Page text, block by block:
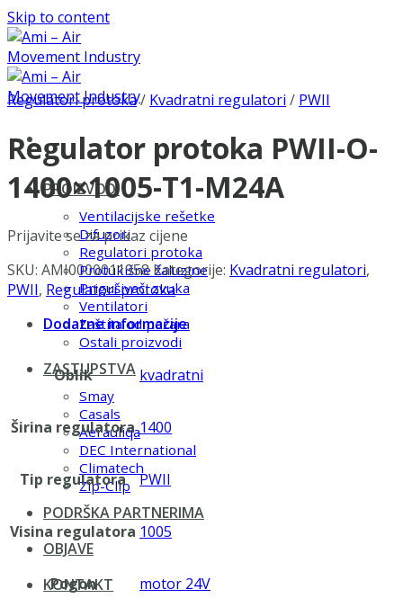
Skip to content
PROIZVODI
Ventilacijske rešetke
Difuzori
Regulatori protoka
Protukišne žaluzine
Prigušivači zvuka
Ventilatori
Zaštita od požara
Ostali proizvodi
ZASTUPSTVA
Smay
Casals
Aerauliqa
DEC International
Climatech
Zip-Clip
PODRŠKA PARTNERIMA
OBJAVE
KONTAKT
Regulatori protoka/ Kvadratni regulatori / PWII
Regulator protoka PWII-O-
1400×1005-T1-M24A
Prijavite se za prikaz cijene
SKU: AMI0000011958 Kategorije: Kvadratni regulatori,
PWII, Regulatori protoka
Dodatne informacije
Oblik kvadratni
Širina regulatora 1400
Tip regulatora PWII
Visina regulatora 1005
Pogon motor 24V